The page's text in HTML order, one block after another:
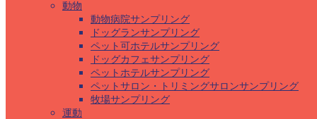
動物
動物病院サンプリング
ドッグランサンプリング
ペット可ホテルサンプリング
ドッグカフェサンプリング
ペットホテルサンプリング
ペットサロン・トリミングサロンサンプリング
牧場サンプリング
運動